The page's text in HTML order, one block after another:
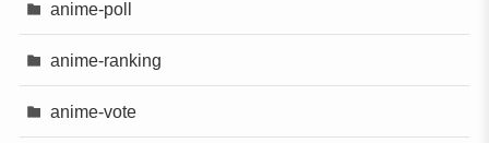
anime-poll
anime-ranking
anime-vote